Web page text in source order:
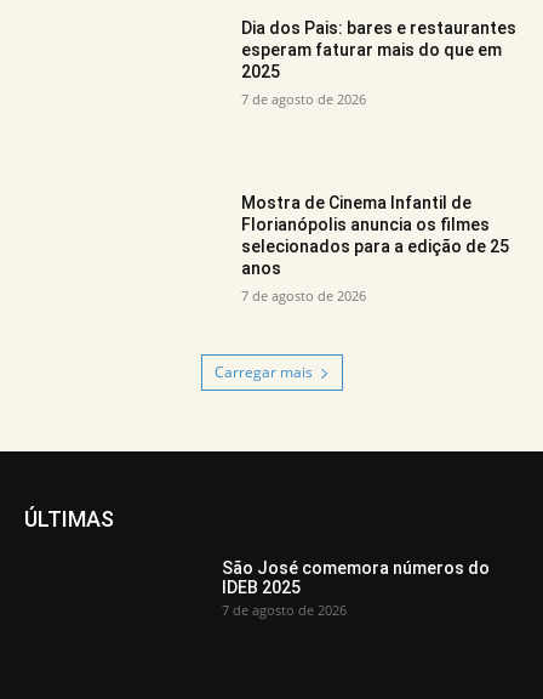
Dia dos Pais: bares e restaurantes
esperam faturar mais do que em
2025
7 de agosto de 2026
Mostra de Cinema Infantil de
Florianópolis anuncia os filmes
selecionados para a edição de 25
anos
7 de agosto de 2026
Carregar mais
ÚLTIMAS
São José comemora números do
IDEB 2025
7 de agosto de 2026